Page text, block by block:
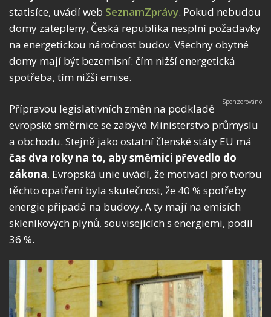
statisíce, uvádí web SeznamZprávy. Pokud nebudou
domy zatepleny, Česká republika nesplní požadavky
na energetickou náročnost budov. Všechny obytné
domy mají být bezemisní: čím nižší energetická
spotřeba, tím nižší emise.
Přípravou legislativních změn na podkladě
evropské směrnice se zabývá Ministerstvo průmyslu
a obchodu. Stejně jako ostatní členské státy EU má
čas dva roky na to, aby směrnici převedlo do
zákona. Evropská unie uvádí, že motivací pro tvorbu
těchto opatření byla skutečnost, že 40 % spotřeby
energie připadá na budovy. A ty mají na emisích
skleníkových plynů, souvisejících s energiemi, podíl
36 %.